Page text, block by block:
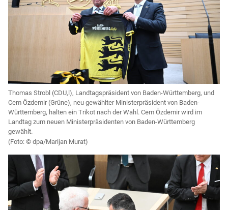
Thomas Strobl (CDU,l), Landtagspräsident von Baden-Württemberg, und
Cem Özdemir (Grüne), neu gewählter Ministerpräsident von Baden-
Württemberg, halten ein Trikot nach der Wahl. Cem Özdemir wird im
Landtag zum neuen Ministerpräsidenten von Baden-Württemberg
gewählt.
dpa/Marijan Murat)